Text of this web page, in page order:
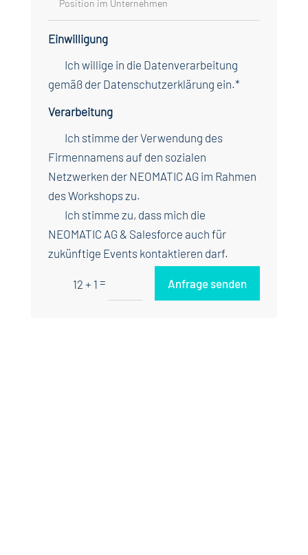
Einwilligung
Ich willige in die Datenverarbeitung
gemäß der Datenschutzerklärung ein.*
Verarbeitung
Ich stimme der Verwendung des
Firmennamens auf den sozialen
Netzwerken der NEOMATIC AG im Rahmen
des Workshops zu.
Ich stimme zu, dass mich die
NEOMATIC AG & Salesforce auch für
zukünftige Events kontaktieren darf.
12 + 1 = Anfrage senden